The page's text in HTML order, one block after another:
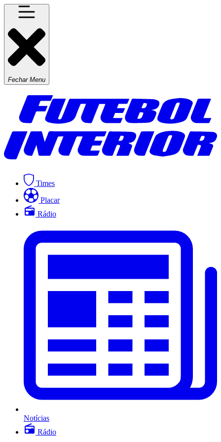
Fechar Menu
Times
Placar
Rádio
Notícias
Rádio